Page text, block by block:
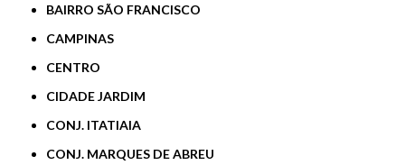
BAIRRO SÃO FRANCISCO
CAMPINAS
CENTRO
CIDADE JARDIM
CONJ. ITATIAIA
CONJ. MARQUES DE ABREU